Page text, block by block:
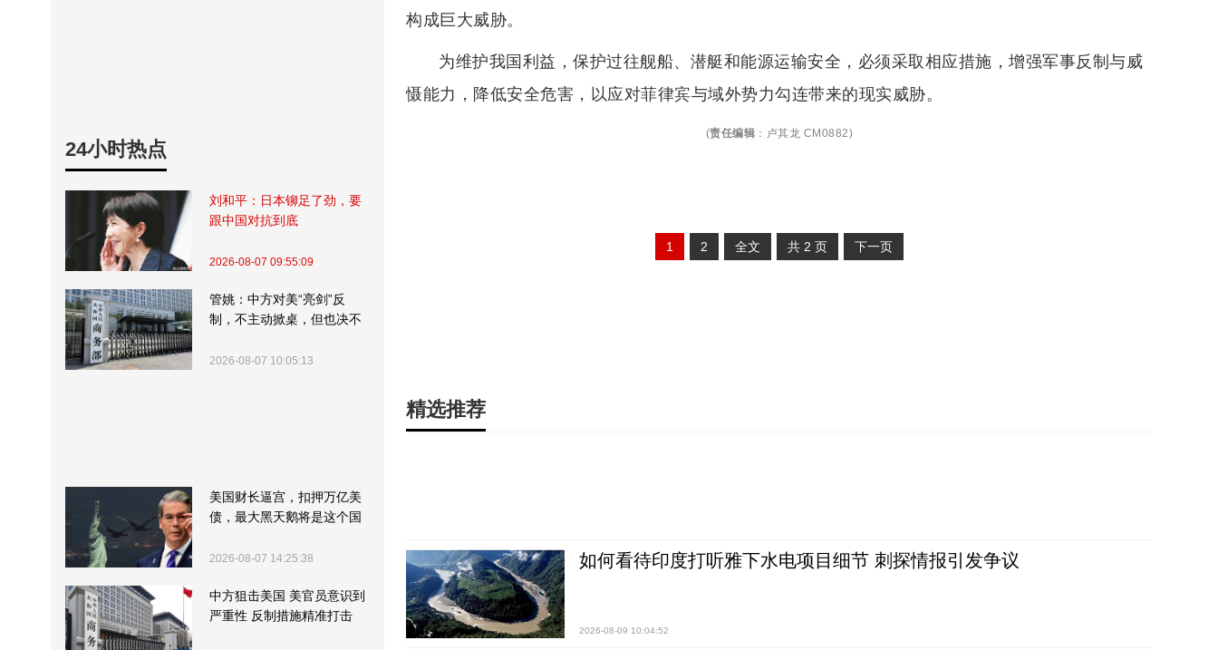
24小时热点
刘和平：日本铆足了劲，要
跟中国对抗到底
2026-08-07 09:55:09
管姚：中方对美“亮剑”反
制，不主动掀桌，但也决不
2026-08-07 10:05:13
美国财长逼宫，扣押万亿美
债，最大黑天鹅将是这个国
2026-08-07 14:25:38
中方狙击美国 美官员意识到
严重性 反制措施精准打击
构成巨大威胁。
为维护我国利益，保护过往舰船、潜艇和能源运输安全，必须采取相应措施，增强军事反制与威
慑能力，降低安全危害，以应对菲律宾与域外势力勾连带来的现实威胁。
(责任编辑 ： 卢其龙 CM0882)
1 2 全文 共 2 页 下一页
精选推荐
如何看待印度打听雅下水电项目细节 刺探情报引发争议
2026-08-09 10:04:52